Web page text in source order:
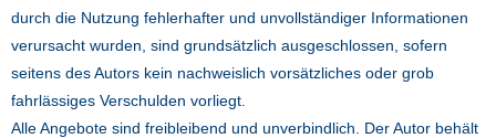
durch die Nutzung fehlerhafter und unvollständiger Informationen
verursacht wurden, sind grundsätzlich ausgeschlossen, sofern
seitens des Autors kein nachweislich vorsätzliches oder grob
fahrlässiges Verschulden vorliegt.
Alle Angebote sind freibleibend und unverbindlich. Der Autor behält